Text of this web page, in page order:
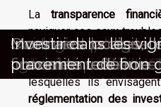
La transparence
naviguer ces eaux
pouvoir accéder à des
pratiques
lesquelles ils
réglementation des
Importance de
professionnel dans
entrepreneurial
Comment estimer
revenus en tant
portage salarial
Défiscalisation
réduire vos impôts
Préparer sa retraite
d'épargne et
millennials
Impact du
globale et
Maximiser les
investissement
petites villes
Guide complet
utiliser les extraits
Guide complet
obtenir un extrait
Stratégies pour
ligne des petites
Comment la
financiers
consommation
Monnaies locales,
proximité redéfinie
Investir dans les
placement de bon